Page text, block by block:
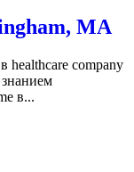
MA
healthcare company
в...